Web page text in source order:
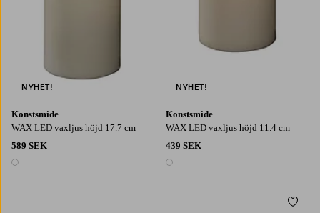
Konstsmide
WAX LED vaxljus höjd 17.7 cm
589 SEK
1 färg
NYHET!
Konstsmide
WAX LED vaxljus höjd 11.4 cm
439 SEK
1 färg
NYHET!